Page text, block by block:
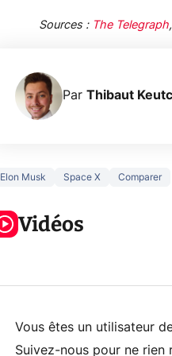
Sources : The Telegraph,
Par Thibaut
Elon Musk Space X Comparer
Vidéos
5 générations
la prochaine
Xbox !
Ce que
Vous êtes un utilisateur
Suivez-nous pour ne rien